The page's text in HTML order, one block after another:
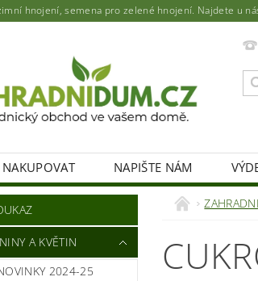
hnojení, semena pro zelené hnojení. Najdete u
NAKUPOVAT NAPIŠTE NÁM
A KVĚTIN
2024-25